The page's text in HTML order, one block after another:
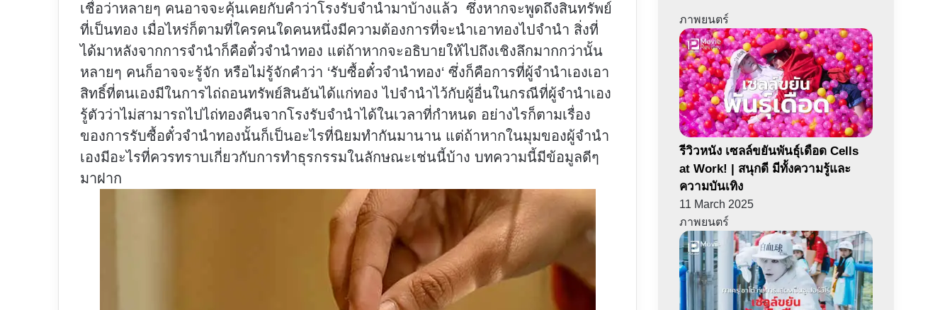
เชื่อว่าหลายๆ คนอาจจะคุ้นเคยกับคำว่าโรงรับจำนำมาบ้างแล้ว ซึ่งหากจะพูดถึงสินทรัพย์
ที่เป็นทอง เมื่อไหร่ก็ตามที่ใครคนใดคนหนึ่งมีความต้องการที่จะนำเอาทองไปจำนำ สิ่งที่
ได้มาหลังจากการจำนำก็คือตั๋วจำนำทอง แต่ถ้าหากจะอธิบายให้ไปถึงเชิงลึกมากกว่านั้น
หลายๆ คนก็อาจจะรู้จัก หรือไม่รู้จักคำว่า ‘รับซื้อตั๋วจำนำทอง‘ ซึ่งก็คือการที่ผู้จำนำเองเอา
สิทธิ์ที่ตนเองมีในการไถ่ถอนทรัพย์สินอันได้แก่ทอง ไปจำนำไว้กับผู้อื่นในกรณีที่ผู้จำนำเอง
รู้ตัวว่าไม่สามารถไปไถ่ทองคืนจากโรงรับจำนำได้ในเวลาที่กำหนด อย่างไรก็ตามเรื่อง
ของการรับซื้อตั๋วจำนำทองนั้นก็เป็นอะไรที่นิยมทำกันมานาน แต่ถ้าหากในมุมของผู้จำนำ
เองมีอะไรที่ควรทราบเกี่ยวกับการทำธุรกรรมในลักษณะเช่นนี้บ้าง บทความนี้มีข้อมูลดีๆ
มาฝาก
ภาพยนตร์
รีวิวหนัง เซลล์ขยันพันธุ์เดือด Cells
at Work! | สนุกดี มีทั้งความรู้และ
ความบันเทิง
11 March 2025
ภาพยนตร์